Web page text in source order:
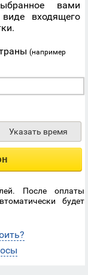
вами
входящего
(например
Указать время
После оплаты
будет